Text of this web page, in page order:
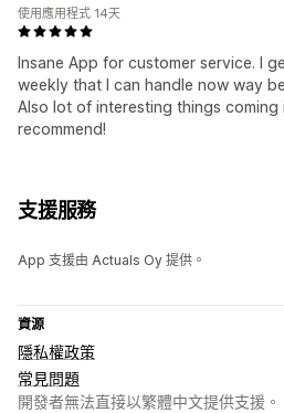
Insane App for customer service. I
weekly that I can handle now way
Also lot of interesting things coming
recommend!
使用應用程式 14天
支援服務
App 支援由 Actuals Oy 提供。
資源
隱私權政策
常見問題
開發者無法直接以繁體中文提供支援。